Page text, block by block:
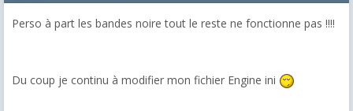
Perso à part les bandes noire tout le reste ne fonctionne pas !!!!
Du coup je continu à modifier mon fichier Engine ini